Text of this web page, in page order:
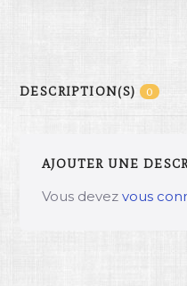
DESCRIPTION(S) 0
AJOUTER UNE
Vous devez vous